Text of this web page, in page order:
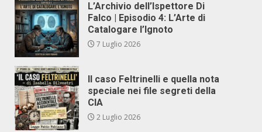
L’Archivio dell’Ispettore Di
Falco | Episodio 4: L’Arte di
Catalogare l’Ignoto
7 Luglio 2026
Il caso Feltrinelli e quella nota
speciale nei file segreti della
CIA
2 Luglio 2026